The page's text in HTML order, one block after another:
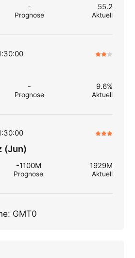
-
Prognose
55.2
Aktuell
-
Prognose
9.6%
Aktuell
(Jun)
-1100M
Prognose
1929M
Aktuell
GMT0